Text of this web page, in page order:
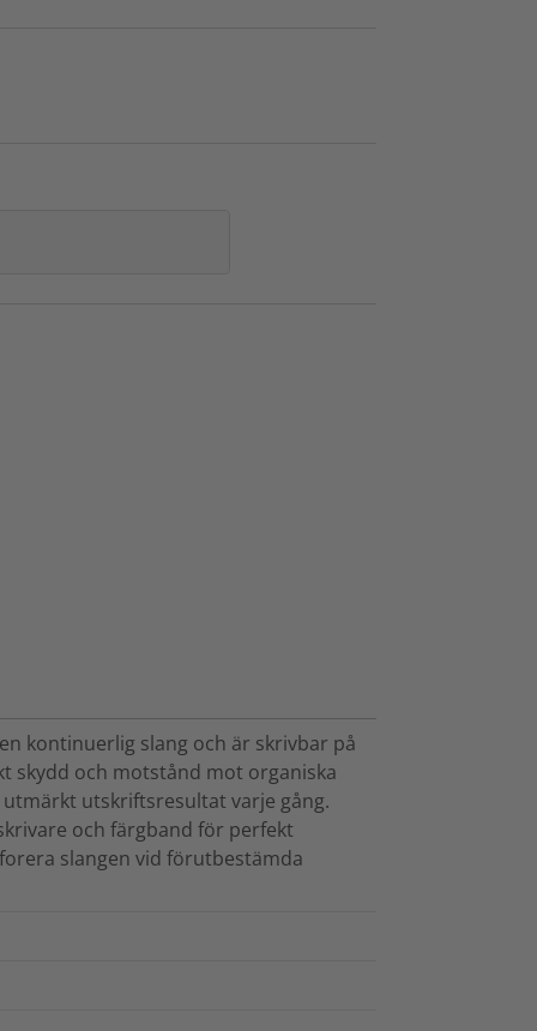
kontinuerlig slang och är skrivbar på
skydd och motstånd mot organiska
utskriftsresultat varje gång.
och färgband för perfekt
slangen vid förutbestämda